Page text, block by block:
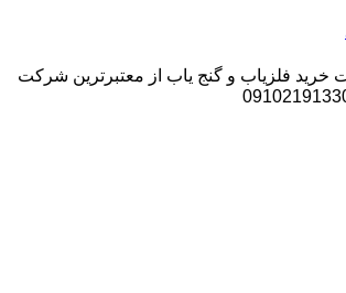
خرید فلزیاب و گنج یاب از معتبرترین شرکت